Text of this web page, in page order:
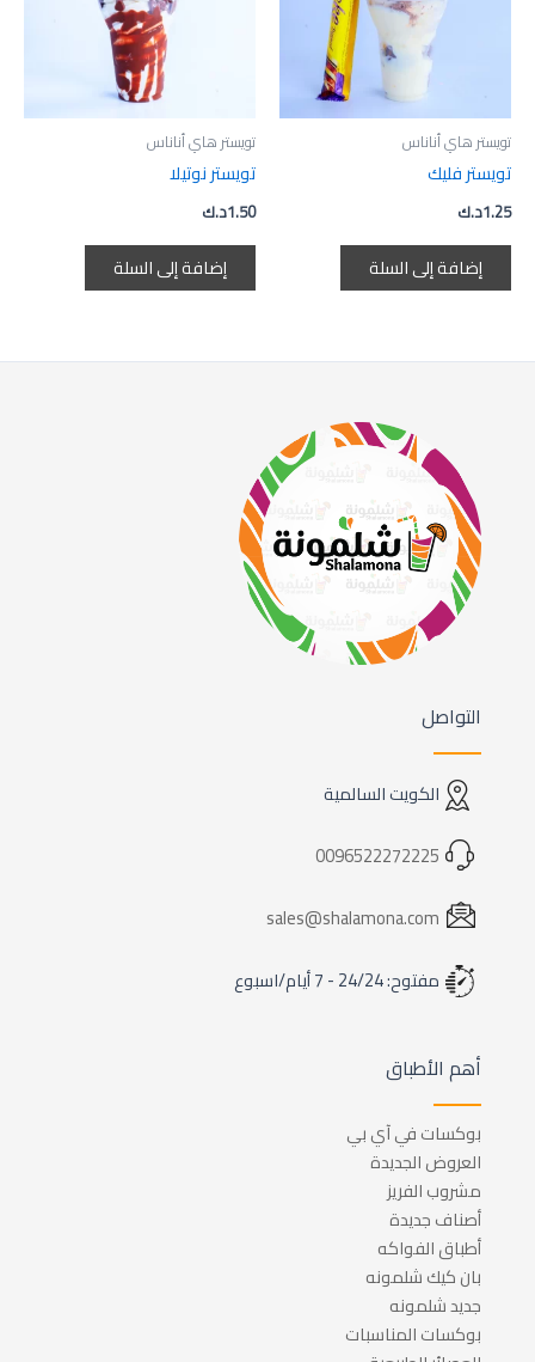
تويستر هاي أناناس
تويستر فليك
د.ك1.25
إضافة إلى السلة
تويستر هاي أناناس
تويستر نوتيلا
د.ك1.50
إضافة إلى السلة
التواصل
الكويت السالمية
0096522272225
sales@shalamona.com
مفتوح: 24/24 - 7 أيام/اسبوع
أهم الأطباق
بوكسات في آي بي
العروض الجديدة
مشروب الفريز
أصناف جديدة
أطباق الفواكه
بان كيك شلمونه
جديد شلمونه
بوكسات المناسبات